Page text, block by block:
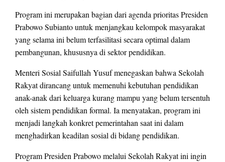
Program ini merupakan bagian dari agenda prioritas Presiden
Prabowo Subianto untuk menjangkau kelompok masyarakat
yang selama ini belum terfasilitasi secara optimal dalam
pembangunan, khususnya di sektor pendidikan.
Menteri Sosial Saifullah Yusuf menegaskan bahwa Sekolah
Rakyat dirancang untuk memenuhi kebutuhan pendidikan
anak-anak dari keluarga kurang mampu yang belum tersentuh
oleh sistem pendidikan formal. Ia menyatakan, program ini
menjadi langkah konkret pemerintahan saat ini dalam
menghadirkan keadilan sosial di bidang pendidikan.
Program Presiden Prabowo melalui Sekolah Rakyat ini ingin